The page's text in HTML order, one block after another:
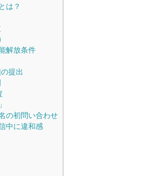
は？
解放条件
提出
の初問い合わせ
中に違和感